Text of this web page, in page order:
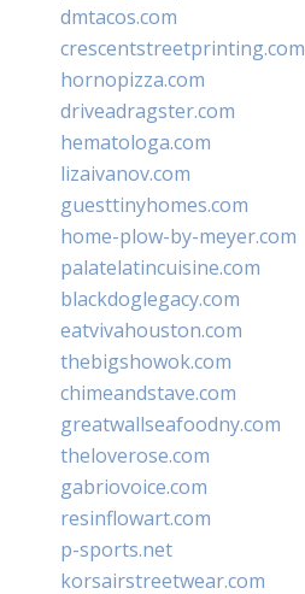
dmtacos.com
crescentstreetprinting.com
hornopizza.com
driveadragster.com
hematologa.com
lizaivanov.com
guesttinyhomes.com
home-plow-by-meyer.com
palatelatincuisine.com
blackdoglegacy.com
eatvivahouston.com
thebigshowok.com
chimeandstave.com
greatwallseafoodny.com
theloverose.com
gabriovoice.com
resinflowart.com
p-sports.net
korsairstreetwear.com